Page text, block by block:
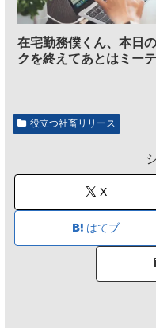
在宅勤務僕くん、本日
クを終えてあとはミー
役立つ社畜リリース
X
はてブ